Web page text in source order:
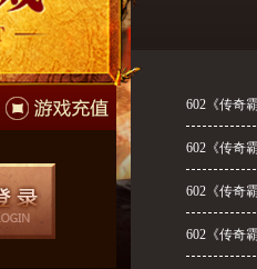
602《传奇
602《传奇
602《传奇
602《传奇